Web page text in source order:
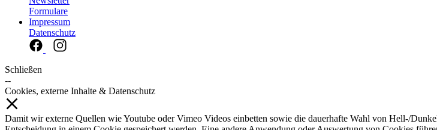
Formulare
Impressum
Datenschutz
Schließen
--
Cookies, externe Inhalte & Datenschutz
Damit wir externe Quellen wie Youtube oder Vimeo Videos einbetten sowie die dauerhafte Wahl von Hell-/